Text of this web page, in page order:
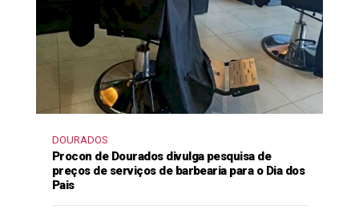
DOURADOS
Procon de Dourados divulga pesquisa de
preços de serviços de barbearia para o Dia dos
Pais